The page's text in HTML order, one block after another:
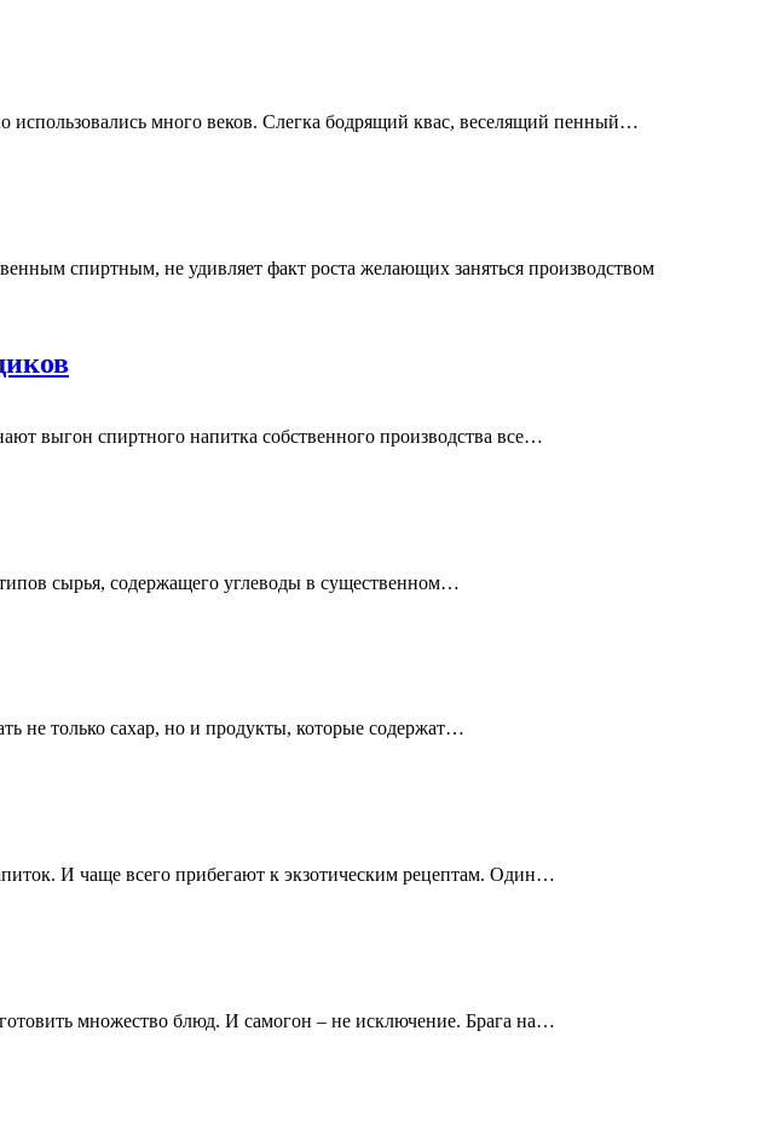
использовались много веков. Слегка бодрящий квас, веселящий пенный…
спиртным, не удивляет факт роста желающих заняться производством
выгон спиртного напитка собственного производства все…
сырья, содержащего углеводы в существенном…
не только сахар, но и продукты, которые содержат…
И чаще всего прибегают к экзотическим рецептам. Один…
множество блюд. И самогон – не исключение. Брага на…